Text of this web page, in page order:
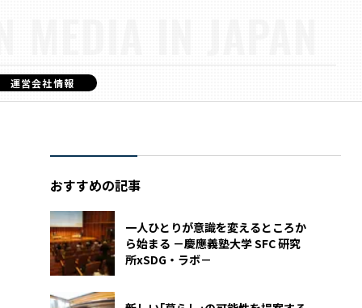
運営会社情報
おすすめの記事
一人ひとりが意識を変えるところか
ら始まる －慶應義塾大学 SFC 研究
所xSDG・ラボ－